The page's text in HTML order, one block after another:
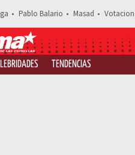
Pablo Balario Masad
TENDENCIAS